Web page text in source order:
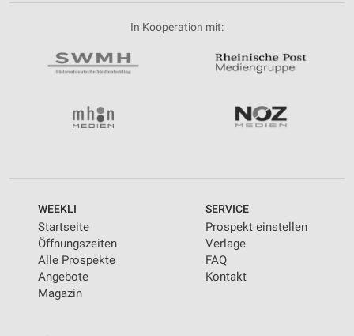
In Kooperation mit:
WEEKLI
Startseite
Öffnungszeiten
Alle Prospekte
Angebote
Magazin
SERVICE
Prospekt einstellen
Verlage
FAQ
Kontakt